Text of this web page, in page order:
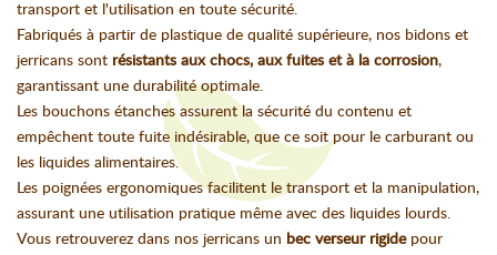
transport et l'utilisation en toute sécurité.
Fabriqués à partir de plastique de qualité supérieure, nos bidons et
jerricans sont résistants aux chocs, aux fuites et à la corrosion,
garantissant une durabilité optimale.
Les bouchons étanches assurent la sécurité du contenu et
empêchent toute fuite indésirable, que ce soit pour le carburant ou
les liquides alimentaires.
Les poignées ergonomiques facilitent le transport et la manipulation,
assurant une utilisation pratique même avec des liquides lourds.
Vous retrouverez dans nos jerricans un bec verseur rigidepour